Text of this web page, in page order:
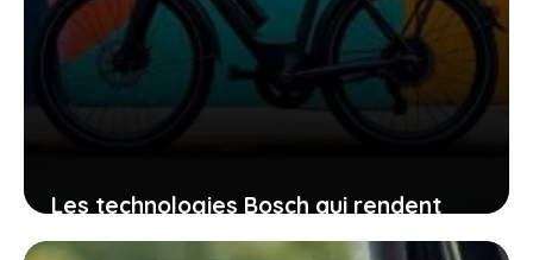
Les technologies Bosch qui rendent
votre vélo électrique invulnérable aux